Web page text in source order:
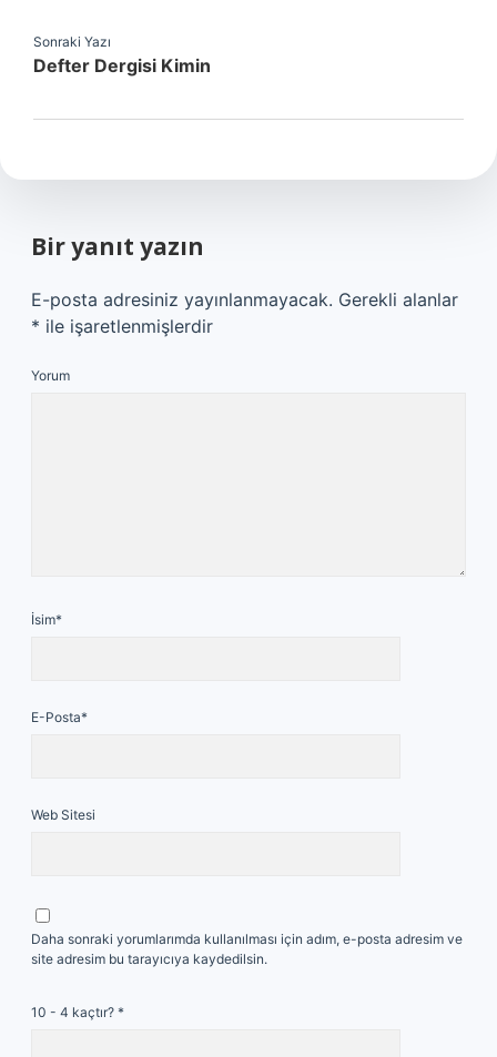
Sonraki Yazı
Defter Dergisi Kimin
Bir yanıt yazın
E-posta adresiniz yayınlanmayacak. Gerekli alanlar
* ile işaretlenmişlerdir
Yorum
İsim*
E-Posta*
Web Sitesi
Daha sonraki yorumlarımda kullanılması için adım, e-posta adresim ve
site adresim bu tarayıcıya kaydedilsin.
10 - 4 kaçtır? *